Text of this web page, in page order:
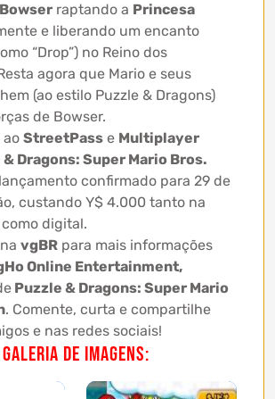
Bowser raptando a Princesa
e liberando um encanto
“Drop”) no Reino dos
agora que Mario e seus
(ao estilo Puzzle & Dragons)
de Bowser.
ao StreetPass e Multiplayer
Dragons: Super Mario Bros.
confirmado para 29 de
custando Y$ 4.000 tanto na
digital.
vgBR para mais informações
Online Entertainment,
Puzzle & Dragons: Super Mario
. Comente, curta e compartilhe
e nas redes sociais!
Galeria de imagens: